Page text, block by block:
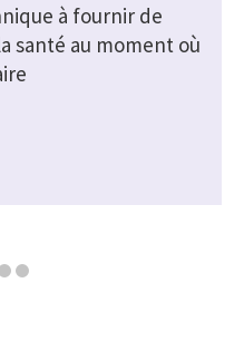
à fournir de
santé au moment où